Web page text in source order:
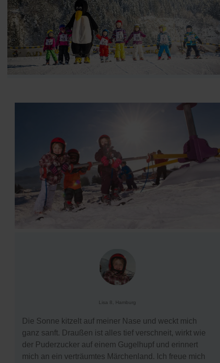
Lisa 8, Hamburg
Die Sonne kitzelt auf meiner Nase und weckt mich
ganz sanft. Draußen ist alles tief verschneit, wirkt wie
der Puderzucker auf einem Gugelhupf und erinnert
mich an ein verträumtes Märchenland. Ich freue mich